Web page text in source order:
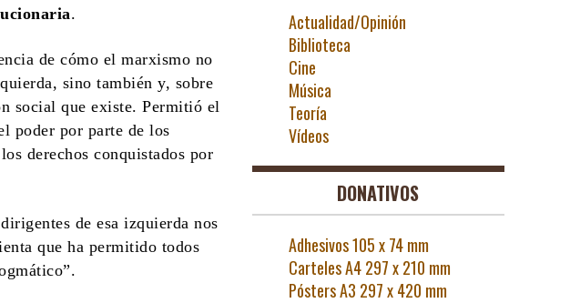
.
de cómo el marxismo no
sino también y, sobre
social que existe. Permitió el
poder por parte de los
derechos conquistados por
de esa izquierda nos
que ha permitido todos
Actualidad/Opinión
Biblioteca
Cine
Música
Teoría
Vídeos
DONATIVOS
Adhesivos 105 x 74 mm
Carteles A4 297 x 210 mm
Pósters A3 297 x 420 mm